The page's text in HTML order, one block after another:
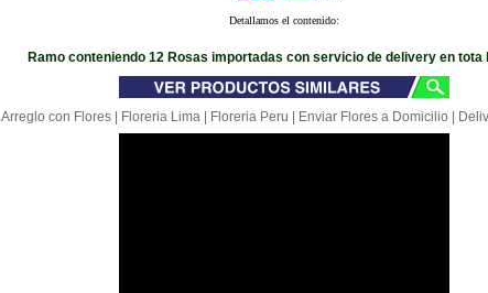
Detallamos el contenido:
Ramo conteniendo 12 Rosas importadas con servicio de delivery en tota
Arreglo con Flores | Floreria Lima | Floreria Peru | Enviar Flores a Domicilio |